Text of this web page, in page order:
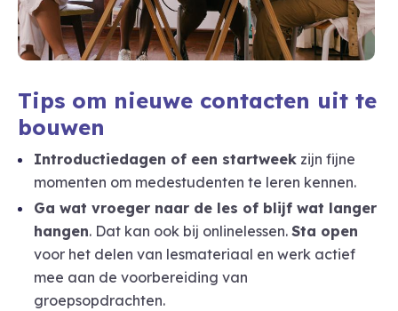
Tips om nieuwe contacten uit te
bouwen
Introductiedagen of een startweek zijn fijne
momenten om medestudenten te leren kennen.
Ga wat vroeger naar de les of blijf wat langer
hangen. Dat kan ook bij onlinelessen. Sta open
voor het delen van lesmateriaal en werk actief
mee aan de voorbereiding van
groepsopdrachten.